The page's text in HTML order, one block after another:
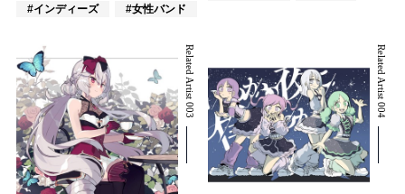
#インディーズ
#女性バンド
Related Artist 003 Related Artist 004